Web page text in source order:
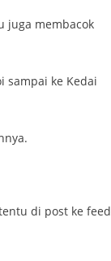
juga membacok
sampai ke Kedai
di post ke feed